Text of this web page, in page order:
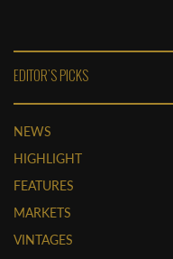
EDITOR'S PICKS
NEWS
HIGHLIGHT
FEATURES
MARKETS
VINTAGES